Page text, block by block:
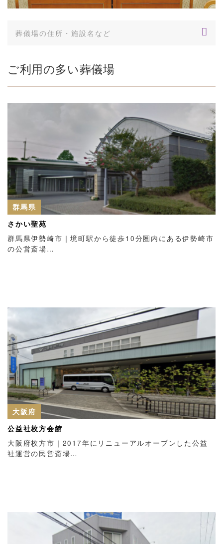
ご利用の多い葬儀場
群馬県
さかい聖苑
群馬県伊勢崎市｜境町駅から徒歩10分圏内にある伊勢崎市
の公営斎場…
大阪府
公益社枚方会館
大阪府枚方市｜2017年にリニューアルオープンした公益
社運営の民営斎場…